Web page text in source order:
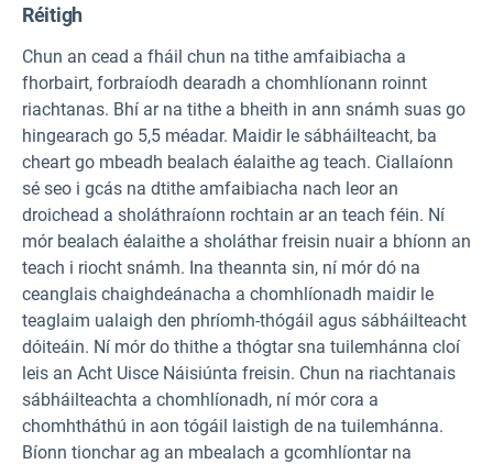
Réitigh
Chun an cead a fháil chun na tithe amfaibiacha a
fhorbairt, forbraíodh dearadh a chomhlíonann roinnt
riachtanas. Bhí ar na tithe a bheith in ann snámh suas go
hingearach go 5,5 méadar. Maidir le sábháilteacht, ba
cheart go mbeadh bealach éalaithe ag teach. Ciallaíonn
sé seo i gcás na dtithe amfaibiacha nach leor an
droichead a sholáthraíonn rochtain ar an teach féin. Ní
mór bealach éalaithe a sholáthar freisin nuair a bhíonn an
teach i riocht snámh. Ina theannta sin, ní mór dó na
ceanglais chaighdeánacha a chomhlíonadh maidir le
teaglaim ualaigh den phríomh-thógáil agus sábháilteacht
dóiteáin. Ní mór do thithe a thógtar sna tuilemhánna cloí
leis an Acht Uisce Náisiúnta freisin. Chun na riachtanais
sábháilteachta a chomhlíonadh, ní mór cora a
chomhtháthú in aon tógáil laistigh de na tuilemhánna.
Bíonn tionchar ag an mbealach a gcomhlíontar na